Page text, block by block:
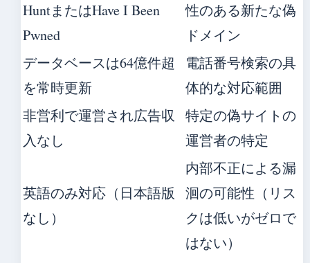
HuntまたはHave I Been
Pwned
性のある新たな偽
ドメイン
データベースは64億件超
を常時更新
電話番号検索の具
体的な対応範囲
非営利で運営され広告収
入なし
特定の偽サイトの
運営者の特定
英語のみ対応（日本語版
なし）
内部不正による漏
洄の可能性（リス
クは低いがゼロで
はない）